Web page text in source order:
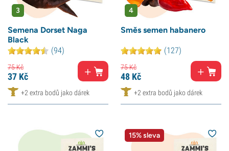
3
Semena Dorset Naga
Black
(94)
75Kč
37 Kč
+2 extra bodů jako dárek
4
Směs semen habanero
(127)
75Kč
48 Kč
+2 extra bodů jako dárek
15% sleva